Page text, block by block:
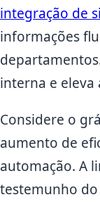
integração de
informações
interna e eleva
Considere o
aumento de
automação. A
testemunho